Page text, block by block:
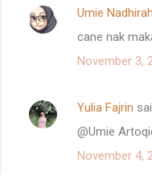
C
e
Umie Nadhirah
cane nak
November 3,
Yulia Fajrin
@Umie
November 4,